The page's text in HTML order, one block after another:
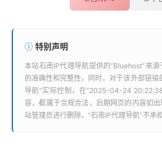
特别声明
本站石南IP代理导航提供的“Bluehost”来
的准确性和完整性，同时，对于该外部链接
导航”实际控制，在“2025-04-24
容，都属于合规合法，后期网页的内容如
站管理员进行删除，“石南IP代理导航”不承